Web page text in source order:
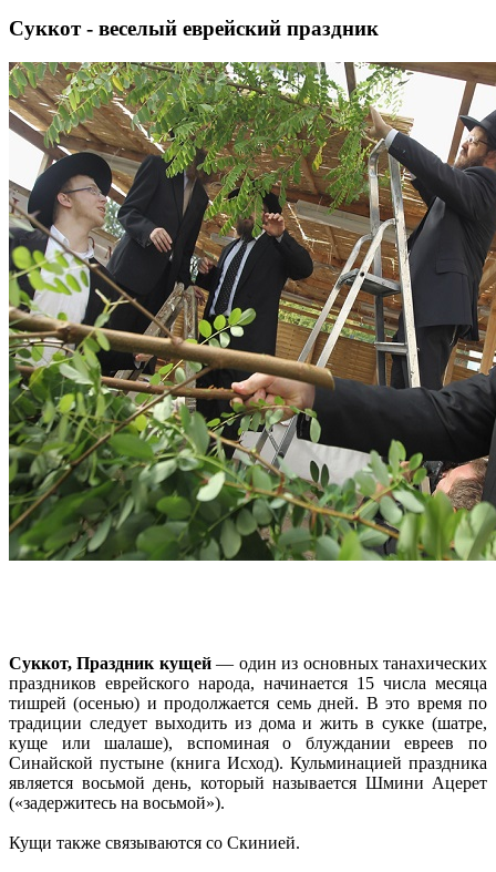
Суккот - веселый еврейский праздник
Суккот, Праздник кущей— один из основных танахических
праздников еврейского народа, начинается 15 числа месяца
тишрей (осенью) и продолжается семь дней. В это время по
традиции следует выходить из дома и жить в сукке (шатре,
куще или шалаше), вспоминая о блуждании евреев по
Синайской пустыне (книга Исход). Кульминацией праздника
является восьмой день, который называется Шмини Ацерет
(«задержитесь на восьмой»).
Кущи также связываются со Скинией.